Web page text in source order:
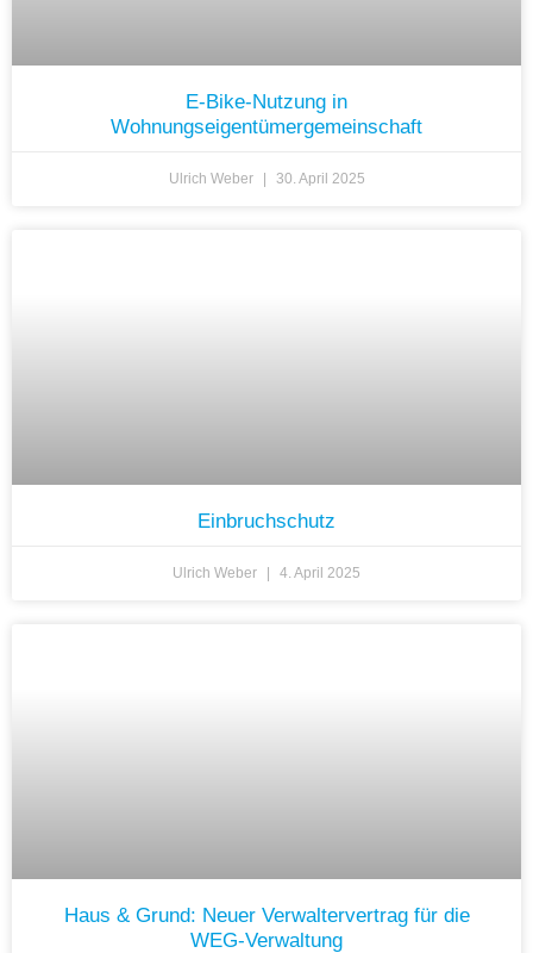
E-Bike-Nutzung in
Wohnungseigentümergemeinschaft
Ulrich Weber 30. April 2025
Einbruchschutz
Ulrich Weber 4. April 2025
Haus & Grund: Neuer Verwaltervertrag für die
WEG-Verwaltung